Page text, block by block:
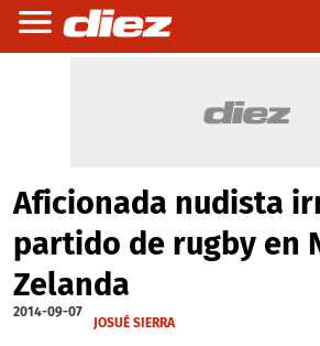
Aficionada nudista
partido de rugby en
Zelanda
2014-09-07
JOSUÉ SIERRA